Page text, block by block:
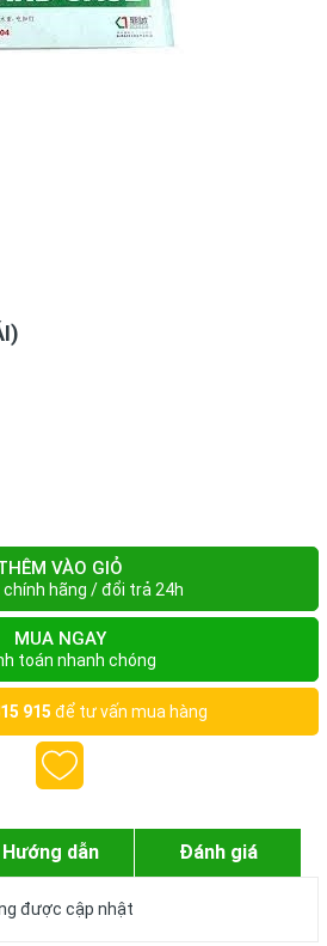
VÀO GIỎ
hãng / đổi trả 24h
MUA NGAY
toán nhanh chóng
915 để tư vấn mua hàng
Hướng dẫn Đánh giá
được cập nhật